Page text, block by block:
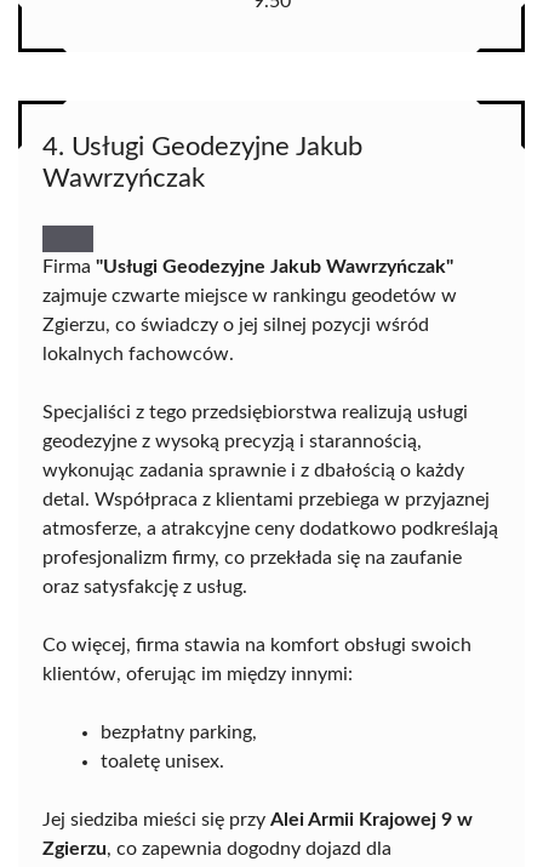
4. Usługi Geodezyjne Jakub
Wawrzyńczak
Firma "Usługi Geodezyjne Jakub Wawrzyńczak"
zajmuje czwarte miejsce w rankingu geodetów w
Zgierzu, co świadczy o jej silnej pozycji wśród
lokalnych fachowców.
Specjaliści z tego przedsiębiorstwa realizują usługi
geodezyjne z wysoką precyzją i starannością,
wykonując zadania sprawnie i z dbałością o każdy
detal. Współpraca z klientami przebiega w przyjaznej
atmosferze, a atrakcyjne ceny dodatkowo podkreślają
profesjonalizm firmy, co przekłada się na zaufanie
oraz satysfakcję z usług.
Co więcej, firma stawia na komfort obsługi swoich
klientów, oferując im między innymi:
bezpłatny parking,
toaletę unisex.
Jej siedziba mieści się przy Alei Armii Krajowej 9 w
Zgierzu, co zapewnia dogodny dojazd dla